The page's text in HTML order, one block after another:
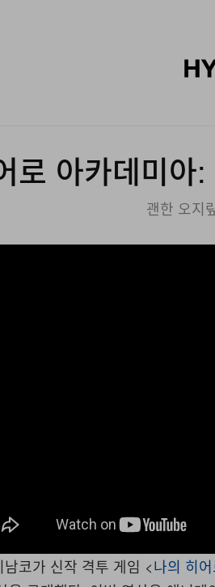
로 아카데미
괜한 오지
남코가 신작 격투 게임 <나의 히